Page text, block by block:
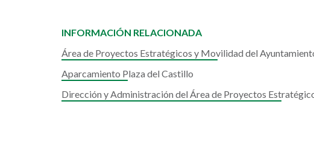
INFORMACIÓN RELACIONADA
Área de Proyectos Estratégicos y Movilidad del
Aparcamiento Plaza del Castillo
Dirección y Administración del Área de Proyectos